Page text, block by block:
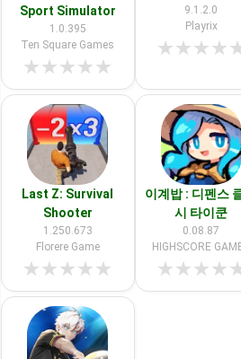
Sport Simulator
1.0.395
Ten Square Games
★★★★★
9.1.2.0
Playrix
★★★★
Last Z: Survival
Shooter
1.250.673
Florere Game
★★★★★
이계밥 : 디펜스
시 타이쿤
0.08.87
HIGHSCORE
★★★★